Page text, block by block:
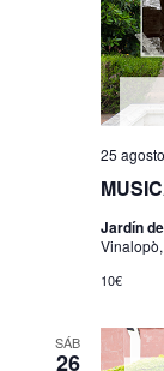
25
Jardín
10€
SÁB
26